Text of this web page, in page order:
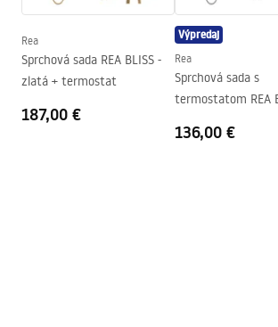
Výška
1950
Smer kabíny
Univerzálny
Záruka
Nie
Warranty_Terms_and_Conditions_-
_24.pdf
Rea
Sprchová sada REA BLISS -
zlatá + termostat
187,00 €
Výpredaj
Rea
Sprchová sada s
termostatom REA
136,00 €